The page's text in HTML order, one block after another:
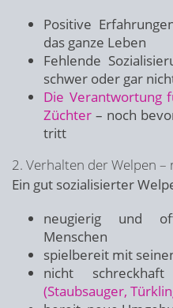
Positive
das ganze Leben
Fehlende
schwer oder gar
Die Verantwortung
Züchter – noch
tritt
2. Verhalten der Welpen
Ein gut sozialisierter
neugierig und
Menschen
spielbereit mit
nicht
(Staubsauger,